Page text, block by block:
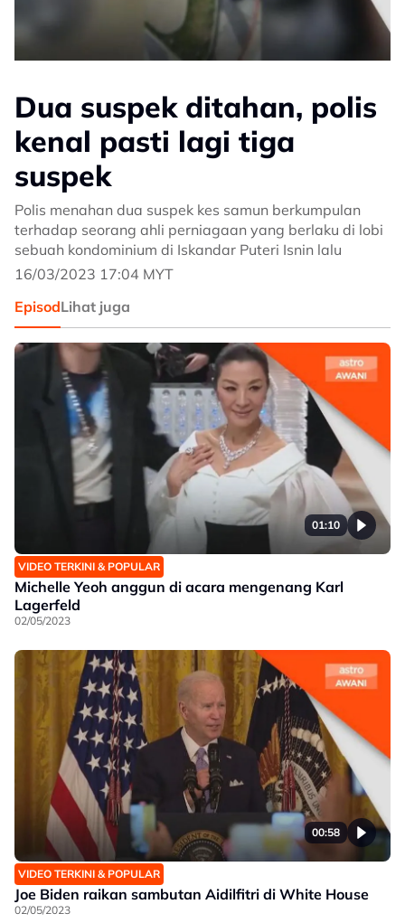
Dua suspek ditahan, polis
kenal pasti lagi tiga
suspek
Polis menahan dua suspek kes samun berkumpulan
terhadap seorang ahli perniagaan yang berlaku di lobi
sebuah kondominium di Iskandar Puteri Isnin lalu
16/03/2023 17:04 MYT
EpisodLihat juga
01:10
VIDEO TERKINI & POPULAR
Michelle Yeoh anggun di acara mengenang Karl
Lagerfeld
02/05/2023
00:58
VIDEO TERKINI & POPULAR
Joe Biden raikan sambutan Aidilfitri di White House
02/05/2023